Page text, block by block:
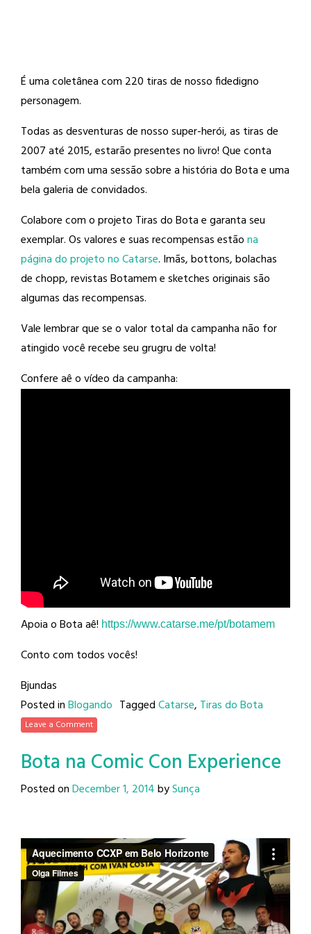
É uma coletânea com 220 tiras de nosso fidedigno
personagem.
Todas as desventuras de nosso super-herói, as tiras de
2007 até 2015, estarão presentes no livro! Que conta
também com uma sessão sobre a história do Bota e uma
bela galeria de convidados.
Colabore com o projeto Tiras do Bota e garanta seu
exemplar. Os valores e suas recompensas estãona
página do projeto no Catarse. Imãs, bottons, bolachas
de chopp, revistas Botamem e sketches originais são
algumas das recompensas.
Vale lembrar que se o valor total da campanha não for
atingido você recebe seu grugru de volta!
Confere aê o vídeo da campanha:
Apoia o Bota aê! https://www.catarse.me/pt/botamem
Conto com todos vocês!
Bjundas
Posted inBlogando TaggedCatarse, Tiras do Bota
Leave a Comment
Bota na Comic Con Experience
Posted onDecember 1, 2014bySunça